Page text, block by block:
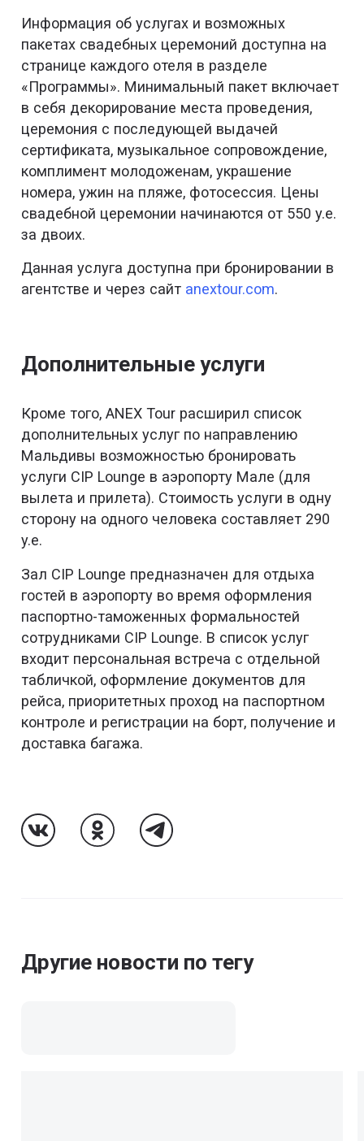
Информация об услугах и возможных
пакетах свадебных церемоний доступна на
странице каждого отеля в разделе
«Программы». Минимальный пакет включает
в себя декорирование места проведения,
церемония с последующей выдачей
сертификата, музыкальное сопровождение,
комплимент молодоженам, украшение
номера, ужин на пляже, фотосессия. Цены
свадебной церемонии начинаются от 550 y.e.
за двоих.
Данная услуга доступна при бронировании в
агентстве и через сайт anextour.com.
Дополнительные услуги
Кроме того, ANEX Tour расширил список
дополнительных услуг по направлению
Мальдивы возможностью бронировать
услуги CIP Lounge в аэропорту Мале (для
вылета и прилета). Стоимость услуги в одну
сторону на одного человека составляет 290
y.e.
Зал CIP Lounge предназначен для отдыха
гостей в аэропорту во время оформления
паспортно-таможенных формальностей
сотрудниками CIP Lounge. В список услуг
входит персональная встреча с отдельной
табличкой, оформление документов для
рейса, приоритетных проход на паспортном
контроле и регистрации на борт, получение и
доставка багажа.
Другие новости по тегу